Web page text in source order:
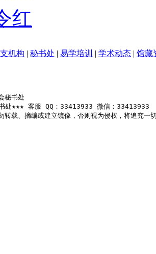
红
机构 | 秘书处 | 易学培训 | 学术动态 | 馆藏
秘书处
处★★★ 客服 QQ：33413933 微信：33413933
转载、摘编或建立镜像，否则视为侵权，将追究一